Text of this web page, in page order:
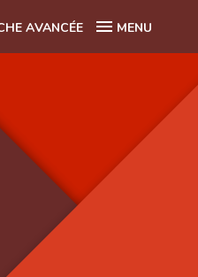
AVANCÉE MENU